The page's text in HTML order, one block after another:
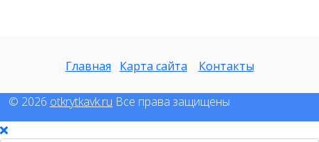
Главная Карта сайта Контакты
© 2026 otkrytkavk.ru Все права защищены